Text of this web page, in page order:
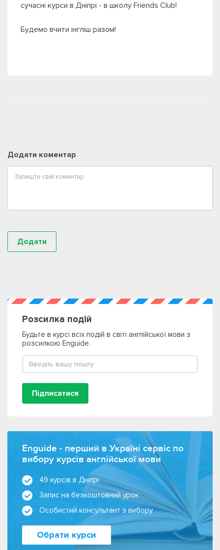
сучасні курси в Дніпрі - в школу Friends Club!
Будемо вчити інгліш разом!
Додати коментар
Розсилка подій
Будьте в курсі всіх подій в світі англійської мови з
розсилкою Enguide.
Підписатися
Enguide - перший в Україні сервіс по
вибору курсів англійської мови
49 курсів в Дніпрі
Запис на безкоштовний урок
Особистий консультант з вибору
Обрати курси